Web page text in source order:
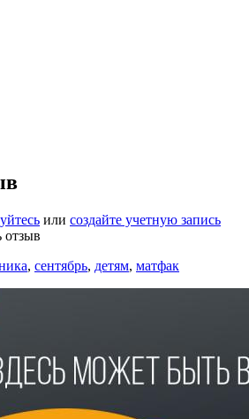
или создайте учетную запись
отзыв
, сентябрь, детям, матфак